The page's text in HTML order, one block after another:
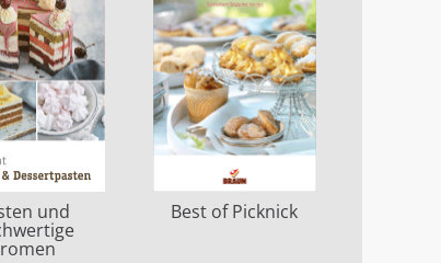
und Best of Picknick